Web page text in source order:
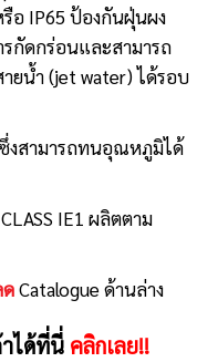
อ IP65 ป้องกันฝุ่นผง
รกัดกร่อนและสามารถ
ยน้ำ (jet water) ได้รอบ
งสามารถทนอุณหภูมิได้
IE1 ผลิตตาม
ดCatalogue ด้านล่าง
ได้ที่นี่ คลิกเลย!!